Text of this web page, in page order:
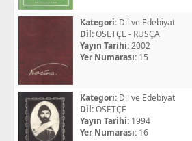
Kategori: Dil ve Edebiyat
Dil:OSETÇE - RUSÇA
Yayın Tarihi:2002
Yer Numarası: 15
Kategori: Dil ve Edebiyat
Dil:OSETÇE
Yayın Tarihi: 1994
Yer Numarası: 16